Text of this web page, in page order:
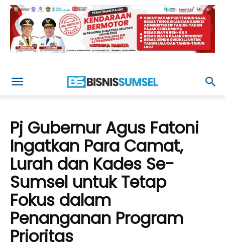
Pj Gubernur Agus Fatoni
Ingatkan Para Camat,
Lurah dan Kades Se-
Sumsel untuk Tetap
Fokus dalam
Penanganan Program
Prioritas